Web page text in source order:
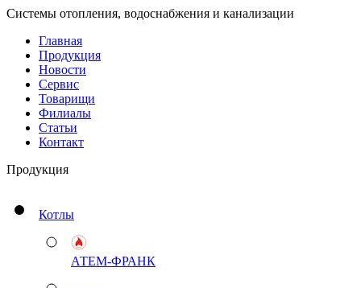
Системы отопления, водоснабжения и канализации
Главная
Продукция
Новости
Сервис
Товарищи
Филиалы
Статьи
Контакт
Продукция
Котлы
АТЕМ-ФРАНК